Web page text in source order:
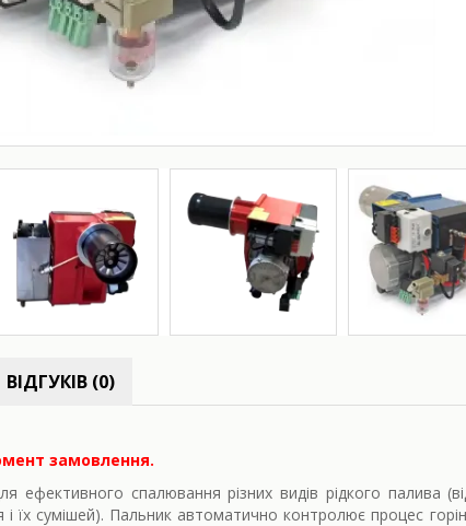
ВІДГУКІВ (0)
замовлення.
ефективного спалювання різних видів рідкого палива
їх сумішей). Пальник автоматично контролює процес